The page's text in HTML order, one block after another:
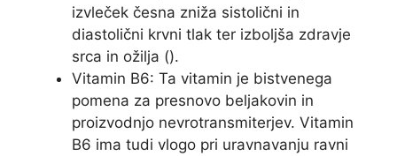
izvleček česna zniža sistolični in
diastolični krvni tlak ter izboljša zdravje
srca in ožilja ().
Vitamin B6: Ta vitamin je bistvenega
pomena za presnovo beljakovin in
proizvodnjo nevrotransmiterjev. Vitamin
B6 ima tudi vlogo pri uravnavanju ravni